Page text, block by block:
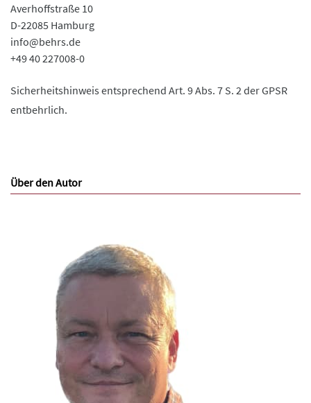
Averhoffstraße 10
D-22085 Hamburg
info@behrs.de
+49 40 227008-0
Sicherheitshinweis entsprechend Art. 9 Abs. 7 S. 2 der GPSR
entbehrlich.
Über den Autor